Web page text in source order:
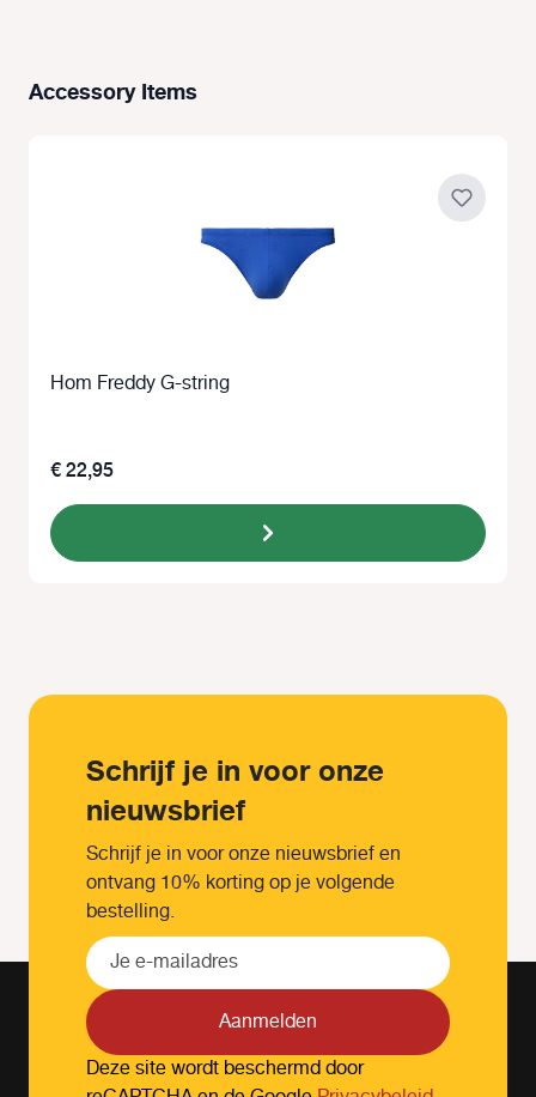
Productgalerij overslaan
Accessory Items
Hom Freddy G-string
€ 22,95
Schrijf je in voor onze
nieuwsbrief
Schrijf je in voor onze nieuwsbrief en
ontvang 10% korting op je volgende
bestelling.
Aanmelden
Deze site wordt beschermd door